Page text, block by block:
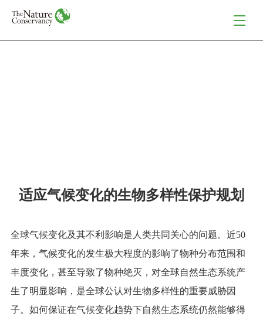
适应气候变化的生物多样性保护规划
全球气候变化及其不利影响是人类共同关心的问题。近50
年来，气候变化的发生极大程度的影响了物种分布范围和
丰度变化，甚至导致了物种绝灭，对全球自然生态系统产
生了明显影响，是全球公认对生物多样性的重要威胁因
子。如何保证在气候变化趋势下自然生态系统仍然能够得